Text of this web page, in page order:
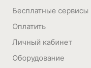
Бесплатные сервисы
Оплатить
Личный кабинет
Оборудование